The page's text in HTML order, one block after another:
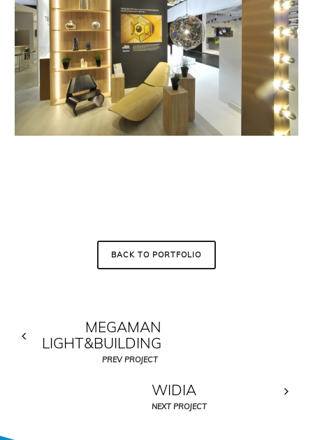
BACK TO PORTFOLIO
MEGAMAN
LIGHT&BUILDING
PREV PROJECT
WIDIA
NEXT PROJECT